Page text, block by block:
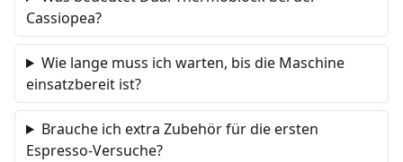
Cassiopea?
Wie lange muss ich warten, bis die Maschine
einsatzbereit ist?
Brauche ich extra Zubehör für die ersten
Espresso-Versuche?